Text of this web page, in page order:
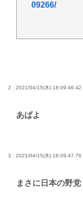
09266/
2 : 2021/04/15(木) 18:09:46.42
あばよ
3 : 2021/04/15(木) 18:09:47.76
まさに日本の野党